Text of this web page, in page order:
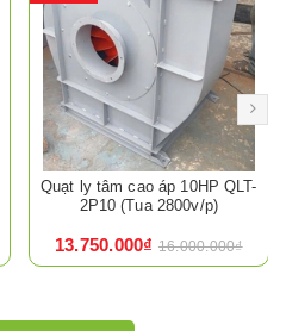
Quạt ly tâm cao áp 10HP QLT-
2P10 (Tua 2800v/p)
13.750.000₫ 16.000.000₫